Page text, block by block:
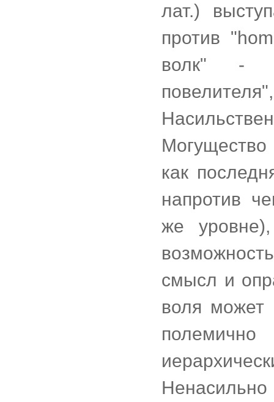
лат.)
против
волк" -
Могущество
как
напротив
же
смысл и
воля может